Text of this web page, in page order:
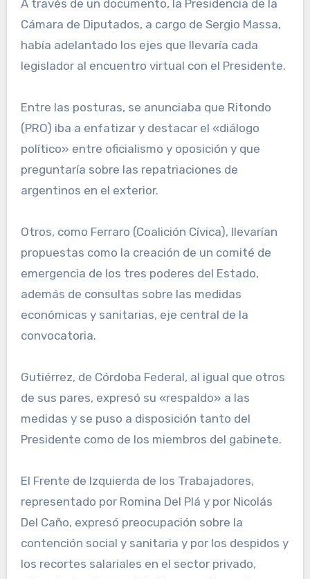
A través de un documento, la Presidencia de la
Cámara de Diputados, a cargo de Sergio Massa,
había adelantado los ejes que llevaría cada
legislador al encuentro virtual con el Presidente.
Entre las posturas, se anunciaba que Ritondo
(PRO) iba a enfatizar y destacar el «diálogo
político» entre oficialismo y oposición y que
preguntaría sobre las repatriaciones de
argentinos en el exterior.
Otros, como Ferraro (Coalición Cívica), llevarían
propuestas como la creación de un comité de
emergencia de los tres poderes del Estado,
además de consultas sobre las medidas
económicas y sanitarias, eje central de la
convocatoria.
Gutiérrez, de Córdoba Federal, al igual que otros
de sus pares, expresó su «respaldo» a las
medidas y se puso a disposición tanto del
Presidente como de los miembros del gabinete.
El Frente de Izquierda de los Trabajadores,
representado por Romina Del Plá y por Nicolás
Del Caño, expresó preocupación sobre la
contención social y sanitaria y por los despidos y
los recortes salariales en el sector privado,